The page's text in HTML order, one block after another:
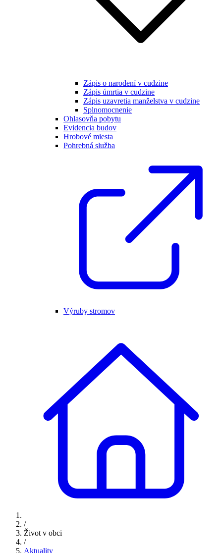
Zápis o narodení v cudzine
Zápis úmrtia v cudzine
Zápis uzavretia manželstva v cudzine
Splnomocnenie
Ohlasovňa pobytu
Evidencia budov
Hrobové miesta
Pohrebná služba
Výruby stromov
/
Život v obci
/
Aktuality